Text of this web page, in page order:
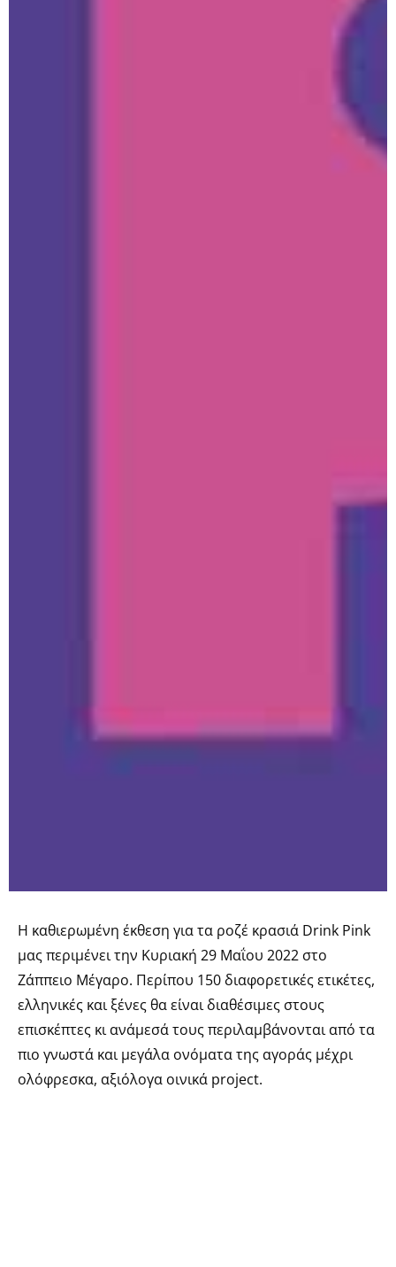
Η καθιερωμένη έκθεση για τα ροζέ κρασιά Drink Pink
μας περιμένει την Κυριακή 29 Μαΐου 2022 στο
Ζάππειο Μέγαρο. Περίπου 150 διαφορετικές ετικέτες,
ελληνικές και ξένες θα είναι διαθέσιμες στους
επισκέπτες κι ανάμεσά τους περιλαμβάνονται από τα
πιο γνωστά και μεγάλα ονόματα της αγοράς μέχρι
ολόφρεσκα, αξιόλογα οινικά project.